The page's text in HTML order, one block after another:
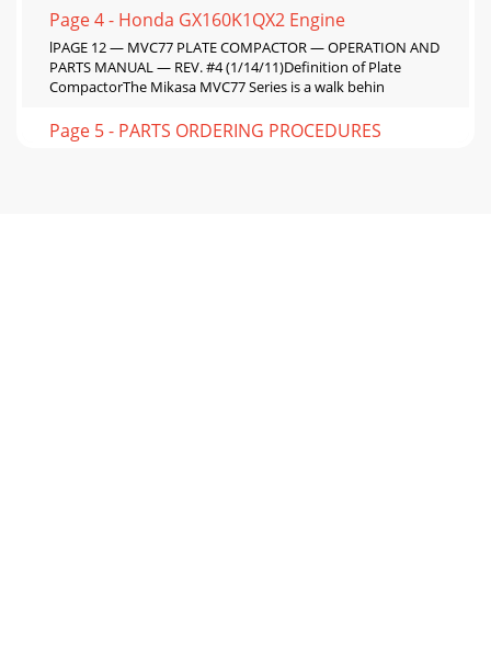
Page 4 - Honda GX160K1QX2 Engine
lPAGE 12 — MVC77 PLATE COMPACTOR — OPERATION AND
PARTS MANUAL — REV. #4 (1/14/11)Definition of Plate
CompactorThe Mikasa MVC77 Series is a walk behin
Page 5 - PARTS ORDERING PROCEDURES